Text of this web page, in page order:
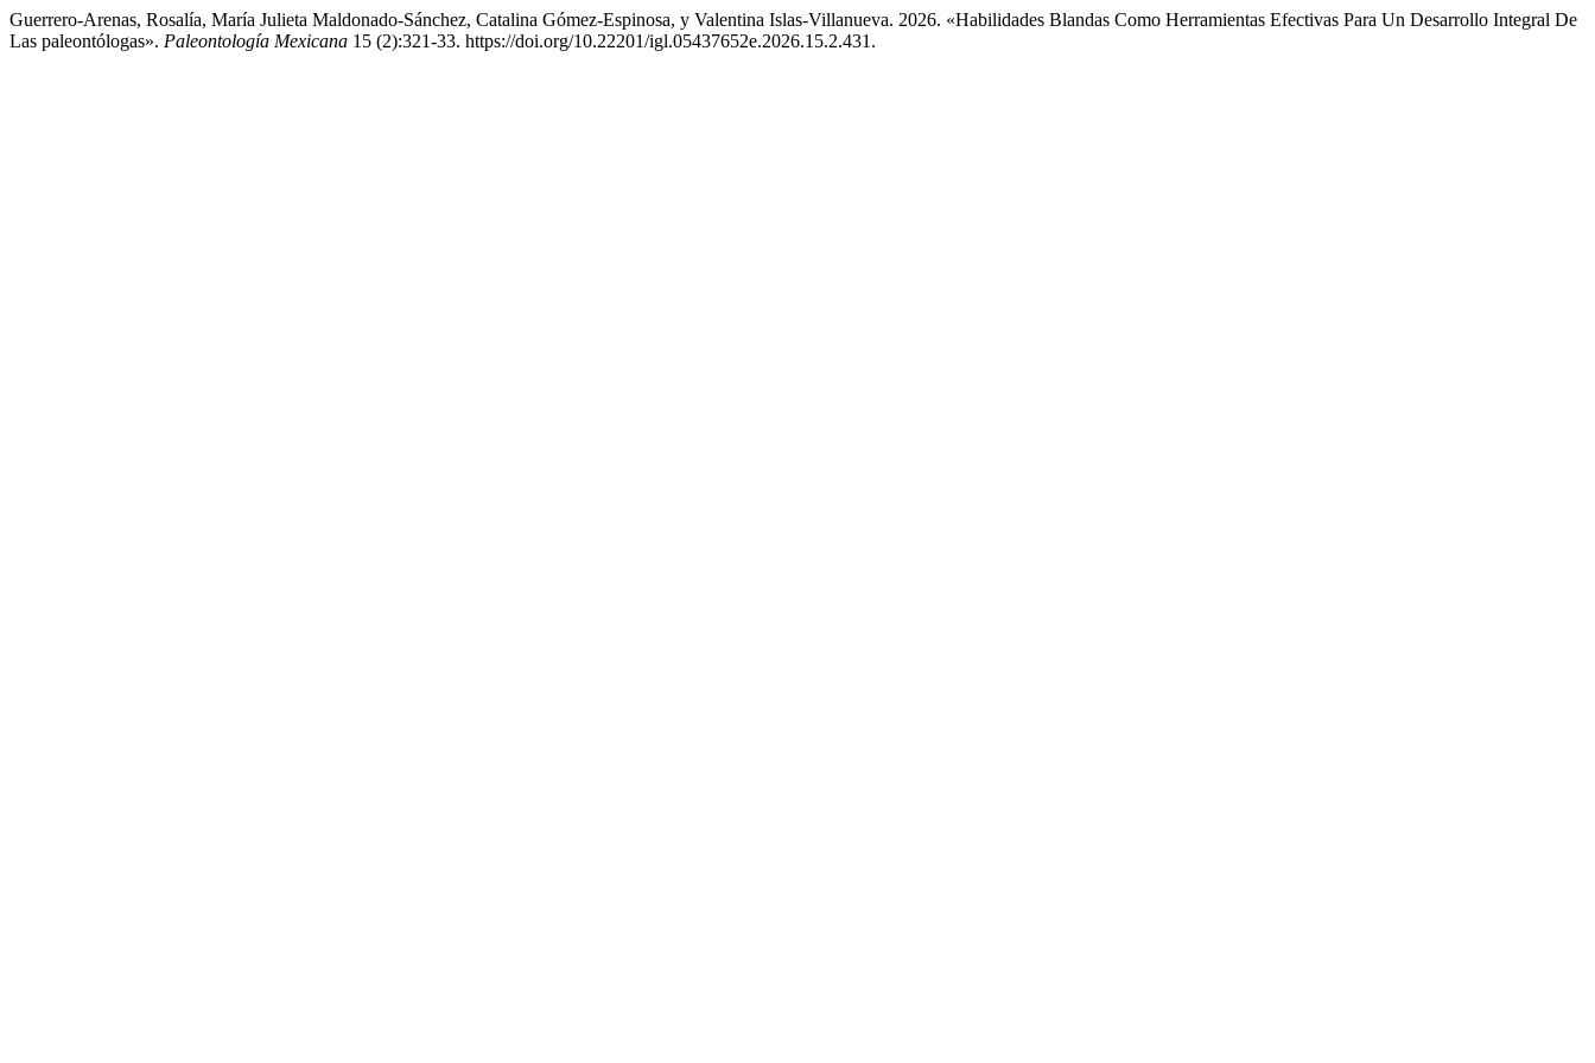
Guerrero-Arenas, Rosalía, María Julieta Maldonado-Sánchez, Catalina Gómez-Espinosa, y Valentina Islas-Villanueva. 2026. «Habilidades Blandas Como Herramientas Efectivas Para Un Desarrollo Integral De
Las paleontólogas». Paleontología Mexicana 15 (2):321-33. https://doi.org/10.22201/igl.05437652e.2026.15.2.431.